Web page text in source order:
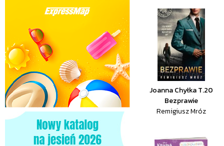
Joanna Chyłka T.20
Bezprawie
Remigiusz Mróz